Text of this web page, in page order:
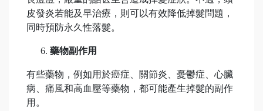
皮發炎若能及早治療，則可以有效降低掉髮問題，
同時預防永久性落髮。
藥物副作用
有些藥物，例如用於癌症、關節炎、憂鬱症、心臟
病、痛風和高血壓等藥物，都可能產生掉髮的副作
用。